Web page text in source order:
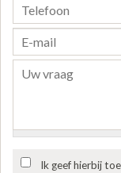
Ik geef hierbij